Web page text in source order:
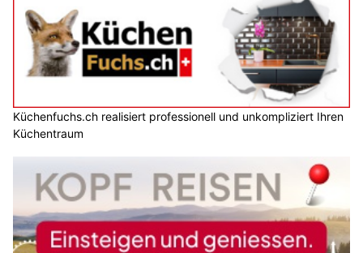
Küchenfuchs.ch realisiert professionell und unkompliziert Ihren
Küchentraum